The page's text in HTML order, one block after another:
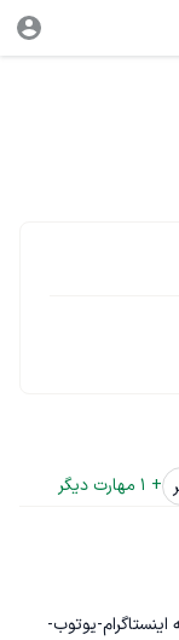
+
1 مهارت دیگر
یوتوب-